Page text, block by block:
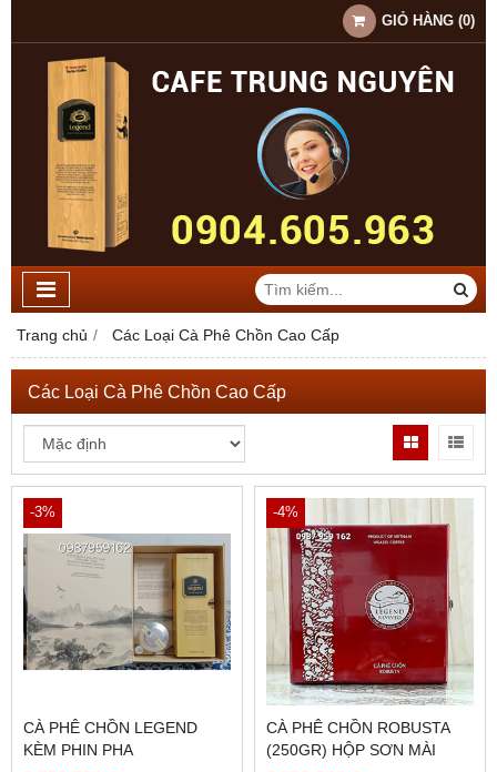
GIỎ HÀNG (0)
Trang chủ Các Loại Cà Phê Chồn Cao Cấp
Các Loại Cà Phê Chồn Cao Cấp
-3%
CÀ PHÊ CHỒN LEGEND
KÈM PHIN PHA
-4%
CÀ PHÊ CHỒN ROBUSTA
(250GR) HỘP SƠN MÀI